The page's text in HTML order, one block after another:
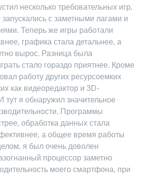
несколько требовательных игр‚
с заметными лагами и
Теперь же игры работали
графика стала детальнее‚ а
вырос. Разница была
стало гораздо приятнее. Кроме
работу других ресурсоемких
как видеоредактор и 3D-
тут я обнаружил значительное
Программы
обработка данных стала
а общее время работы
я был очень доволен
процессор заметно
моего смартфона‚ при